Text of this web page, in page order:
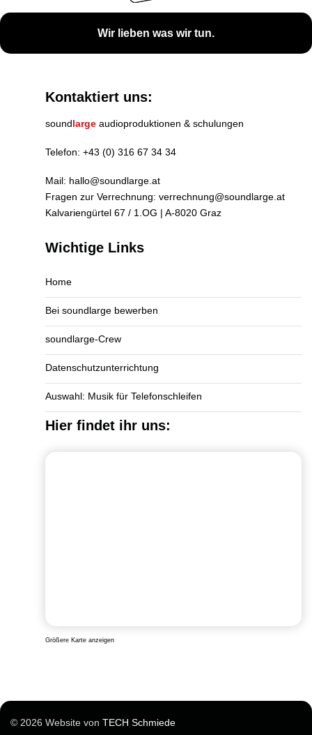
Wir lieben was wir tun.
Kontaktiert uns:
soundlarge audioproduktionen & schulungen
Telefon: +43 (0) 316 67 34 34
Mail: hallo@soundlarge.at
Fragen zur Verrechnung: verrechnung@soundlarge.at
Kalvariengürtel 67 / 1.OG | A-8020 Graz
Wichtige Links
Home
Bei soundlarge bewerben
soundlarge-Crew
Datenschutzunterrichtung
Auswahl: Musik für Telefonschleifen
Hier findet ihr uns:
Größere Karte anzeigen
© 2026 Website von TECH Schmiede